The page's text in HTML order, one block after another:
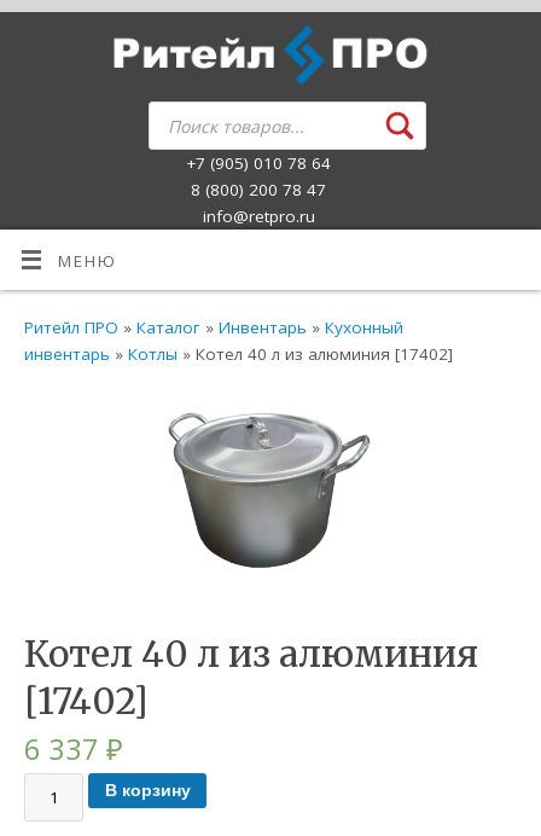
+7 (905) 010 78 64
8 (800) 200 78 47
info@retpro.ru
МЕНЮ
Ритейл ПРО »Каталог »Инвентарь »Кухонный
инвентарь »Котлы » Котел 40 л из алюминия [17402]
Котел 40 л из алюминия
[17402]
6 337₽
В корзину